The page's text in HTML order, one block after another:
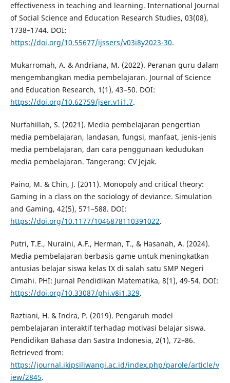
effectiveness in teaching and learning. International Journal
of Social Science and Education Research Studies, 03(08),
1738–1744. DOI:
https://doi.org/10.55677/ijssers/v03i8y2023-30.
Mukarromah, A. & Andriana, M. (2022). Peranan guru dalam
mengembangkan media pembelajaran. Journal of Science
and Education Research, 1(1), 43–50. DOI:
https://doi.org/10.62759/jser.v1i1.7.
Nurfahillah, S. (2021). Media pembelajaran pengertian
media pembelajaran, landasan, fungsi, manfaat, jenis-jenis
media pembelajaran, dan cara penggunaan kedudukan
media pembelajaran. Tangerang: CV Jejak.
Paino, M. & Chin, J. (2011). Monopoly and critical theory:
Gaming in a class on the sociology of deviance. Simulation
and Gaming, 42(5), 571–588. DOI:
https://doi.org/10.1177/1046878110391022.
Putri, T.E., Nuraini, A.F., Herman, T., & Hasanah, A. (2024).
Media pembelajaran berbasis game untuk meningkatkan
antusias belajar siswa kelas IX di salah satu SMP Negeri
Cimahi. PHI: Jurnal Pendidikan Matematika, 8(1), 49-54. DOI:
https://doi.org/10.33087/phi.v8i1.329.
Raztiani, H. & Indra, P. (2019). Pengaruh model
pembelajaran interaktif terhadap motivasi belajar siswa.
Pendidikan Bahasa dan Sastra Indonesia, 2(1), 72–86.
Retrieved from:
https://journal.ikipsiliwangi.ac.id/index.php/parole/article/v
iew/2845.